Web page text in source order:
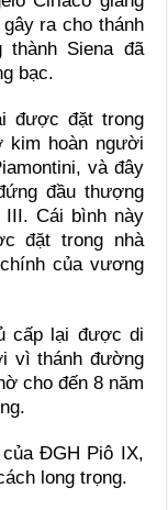
ra cho thánh
Siena đã
bạc.
được đặt trong
kim hoàn người
và đây
đầu thượng
III. Cái bình này
đặt trong nhà
của vương
cấp lại được di
vì thánh đường
cho đến 8 năm
của ĐGH Piô IX,
long trọng.